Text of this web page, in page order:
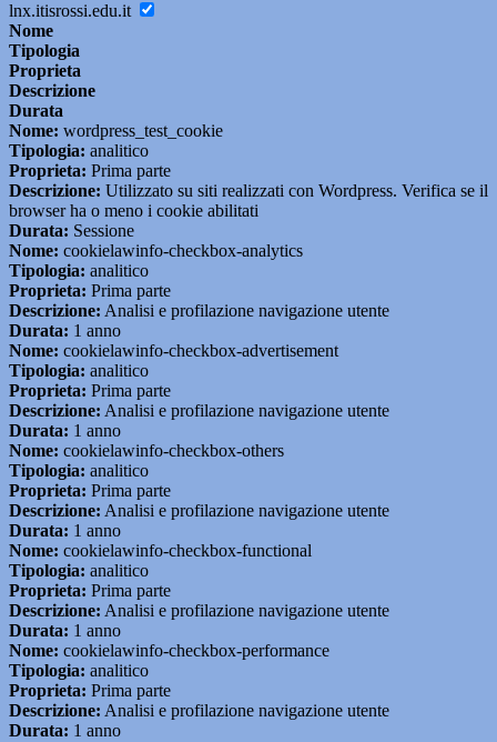
lnx.itisrossi.edu.it
Nome
Tipologia
Proprieta
Descrizione
Durata
Nome: wordpress_test_cookie
Tipologia: analitico
Proprieta: Prima parte
Descrizione: Utilizzato su siti realizzati con Wordpress. Verifica se il
browser ha o meno i cookie abilitati
Durata: Sessione
Nome: cookielawinfo-checkbox-analytics
Tipologia: analitico
Proprieta: Prima parte
Descrizione: Analisi e profilazione navigazione utente
Durata: 1 anno
Nome: cookielawinfo-checkbox-advertisement
Tipologia: analitico
Proprieta: Prima parte
Descrizione: Analisi e profilazione navigazione utente
Durata: 1 anno
Nome: cookielawinfo-checkbox-others
Tipologia: analitico
Proprieta: Prima parte
Descrizione: Analisi e profilazione navigazione utente
Durata: 1 anno
Nome: cookielawinfo-checkbox-functional
Tipologia: analitico
Proprieta: Prima parte
Descrizione: Analisi e profilazione navigazione utente
Durata: 1 anno
Nome: cookielawinfo-checkbox-performance
Tipologia: analitico
Proprieta: Prima parte
Descrizione: Analisi e profilazione navigazione utente
Durata: 1 anno